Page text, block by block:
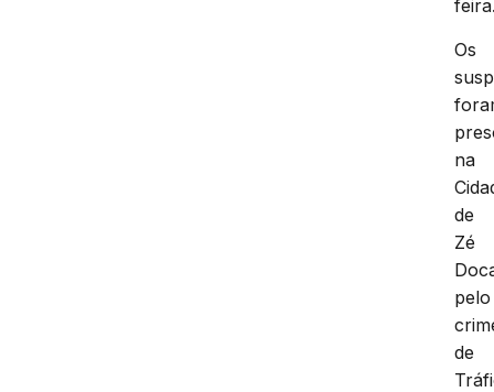
Os
na
de
Zé
pelo
de